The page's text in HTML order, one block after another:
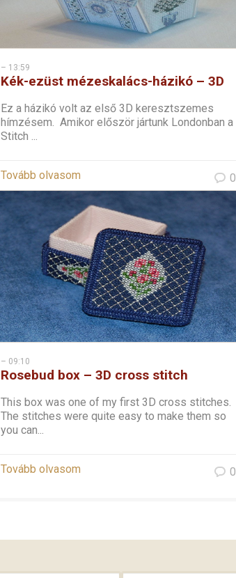
– 13:59
Kék-ezüst mézeskalács-házikó – 3D
Ez a házikó volt az első 3D keresztszemes
hímzésem. Amikor először jártunk Londonban a
Stitch ...
Tovább olvasom 0
– 09:10
Rosebud box – 3D cross stitch
This box was one of my first 3D cross stitches.
The stitches were quite easy to make them so
you can...
Tovább olvasom 0